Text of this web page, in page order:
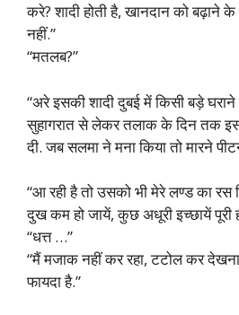
करे? शादी होती है, खानदान को बढ़ाने
नहीं.”
“मतलब?”
“अरे इसकी शादी दुबई में किसी बड़े
सुहागरात से लेकर तलाक के दिन तक
दी. जब सलमा ने मना किया तो मारने
“आ रही है तो उसको भी मेरे लण्ड का
दुख कम हो जायें, कुछ अधूरी इच्छायें पूरी
“धत्त …”
“मैं मजाक नहीं कर रहा, टटोल कर
फायदा है.”